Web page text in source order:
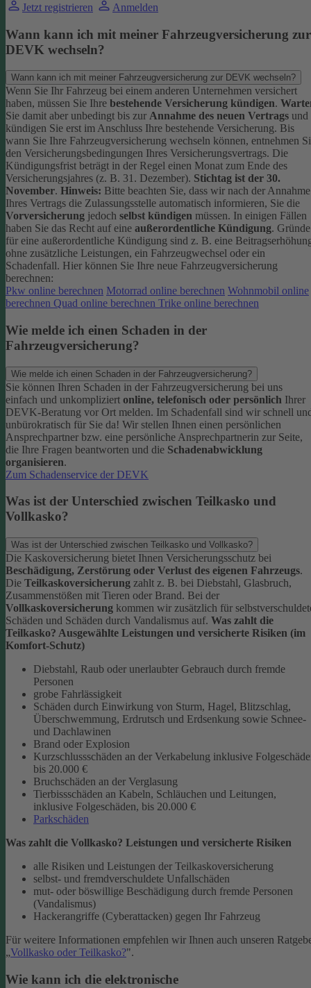
Jetzt registrieren
Anmelden
Wann kann ich mit meiner Fahrzeugversicherung zur
DEVK wechseln?
Wann kann ich mit meiner Fahrzeugversicherung zur DEVK wechseln?
Wenn Sie Ihr Fahrzeug bei einem anderen Unternehmen versichert
haben, müssen Sie Ihre bestehende Versicherung kündigen.
Sie damit aber unbedingt bis zur Annahme des neuen Vertrags und
kündigen Sie erst im Anschluss Ihre bestehende Versicherung. Bis
wann Sie Ihre Fahrzeugversicherung wechseln können, entnehmen
den Versicherungsbedingungen Ihres Versicherungsvertrags. Die
Kündigungsfrist beträgt in der Regel einen Monat zum Ende des
Versicherungsjahres (z. B. 31. Dezember). Stichtag ist der 30.
November. Hinweis: Bitte beachten Sie, dass wir nach der Annahme
Ihres Vertrags die Zulassungsstelle automatisch informieren, Sie die
Vorversicherung jedoch selbst kündigen müssen. In einigen Fällen
haben Sie das Recht auf eine außerordentliche Kündigung. Gründe
für eine außerordentliche Kündigung sind z. B. eine
ohne zusätzliche Leistungen, ein Fahrzeugwechsel oder ein
Schadenfall. Hier können Sie Ihre neue Fahrzeugversicherung
berechnen:
Pkw online berechnen Motorrad online berechnen Wohnmobil online
berechnen Quad online berechnen Trike online berechnen
Wie melde ich einen Schaden in der
Fahrzeugversicherung?
Wie melde ich einen Schaden in der Fahrzeugversicherung?
Sie können Ihren Schaden in der Fahrzeugversicherung bei uns
einfach und unkompliziert online, telefonisch oder persönlich Ihrer
DEVK-Beratung vor Ort melden. Im Schadenfall sind wir schnell
unbürokratisch für Sie da! Wir stellen Ihnen einen persönlichen
Ansprechpartner bzw. eine persönliche Ansprechpartnerin zur Seite,
die Ihre Fragen beantworten und die Schadenabwicklung
organisieren.
Zum Schadenservice der DEVK
Was ist der Unterschied zwischen Teilkasko und
Vollkasko?
Was ist der Unterschied zwischen Teilkasko und Vollkasko?
Die Kaskoversicherung bietet Ihnen Versicherungsschutz bei
Beschädigung, Zerstörung oder Verlust des eigenen Fahrzeugs.
Die Teilkaskoversicherung zahlt z. B. bei Diebstahl, Glasbruch,
Zusammenstößen mit Tieren oder Brand. Bei der
Vollkaskoversicherung kommen wir zusätzlich für
Schäden und Schäden durch Vandalismus auf. Was zahlt die
Teilkasko? Ausgewählte Leistungen und versicherte Risiken (im
Komfort-Schutz)
Diebstahl, Raub oder unerlaubter Gebrauch durch fremde
Personen
grobe Fahrlässigkeit
Schäden durch Einwirkung von Sturm, Hagel, Blitzschlag,
Überschwemmung, Erdrutsch und Erdsenkung sowie Schnee-
und Dachlawinen
Brand oder Explosion
Kurzschlussschäden an der Verkabelung inklusive
bis 20.000 €
Bruchschäden an der Verglasung
Tierbissschäden an Kabeln, Schläuchen und Leitungen,
inklusive Folgeschäden, bis 20.000 €
Parkschäden
Was zahlt die Vollkasko? Leistungen und versicherte Risiken
alle Risiken und Leistungen der Teilkaskoversicherung
selbst- und fremdverschuldete Unfallschäden
mut- oder böswillige Beschädigung durch fremde Personen
(Vandalismus)
Hackerangriffe (Cyberattacken) gegen Ihr Fahrzeug
Für weitere Informationen empfehlen wir Ihnen auch unseren
„Vollkasko oder Teilkasko?".
Wie kann ich die elektronische